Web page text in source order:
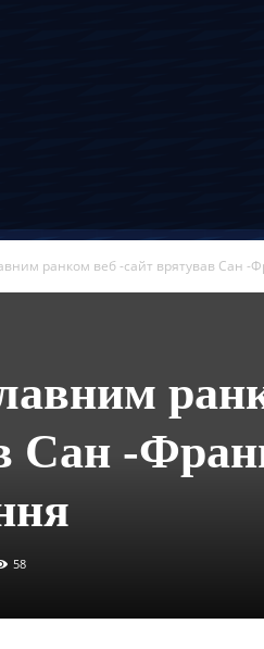
ранком веб -сайт врятував Сан -
Сан -
58